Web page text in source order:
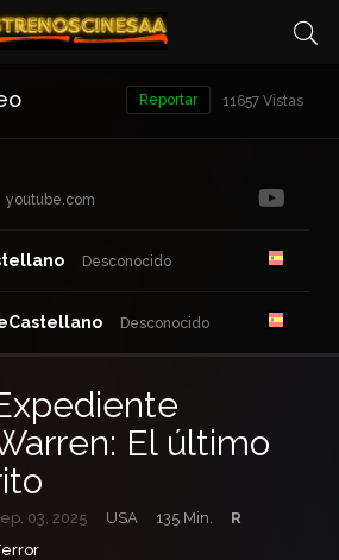
11657 Vistas
Reportar
youtube.com
Desconocido
Desconocido
waaw.ac
El último
03, 2025 USA 135 Min.
R